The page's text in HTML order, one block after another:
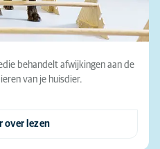
behandelt afwijkingen aan de
van je huisdier.
over lezen